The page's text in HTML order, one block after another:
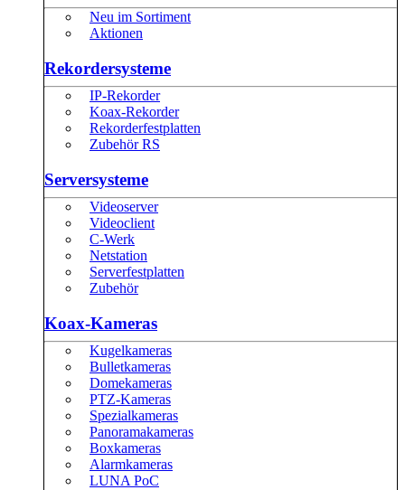
Neu im Sortiment
Aktionen
Rekordersysteme
IP-Rekorder
Koax-Rekorder
Rekorderfestplatten
Zubehör RS
Serversysteme
Videoserver
Videoclient
C-Werk
Netstation
Serverfestplatten
Zubehör
Koax-Kameras
Kugelkameras
Bulletkameras
Domekameras
PTZ-Kameras
Spezialkameras
Panoramakameras
Boxkameras
Alarmkameras
LUNA PoC